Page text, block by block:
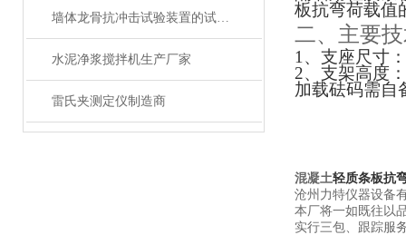
墙体龙骨抗冲击试验装置的试验介绍
水泥净浆搅拌机生产厂家
雷氏夹测定仪制造商
板抗弯荷载值
二、主要
1 、 支座尺寸：
2、 支架高度：
加载砝码需自
混凝土轻质条板抗
沧州力特仪器设备
本厂将一如既往以
实行三包、跟踪服